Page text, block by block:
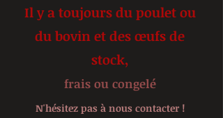
Il y a toujours du poulet ou
du bovin et des œufs de
stock,
frais ou congelé
N'hésitez pas à nous contacter !